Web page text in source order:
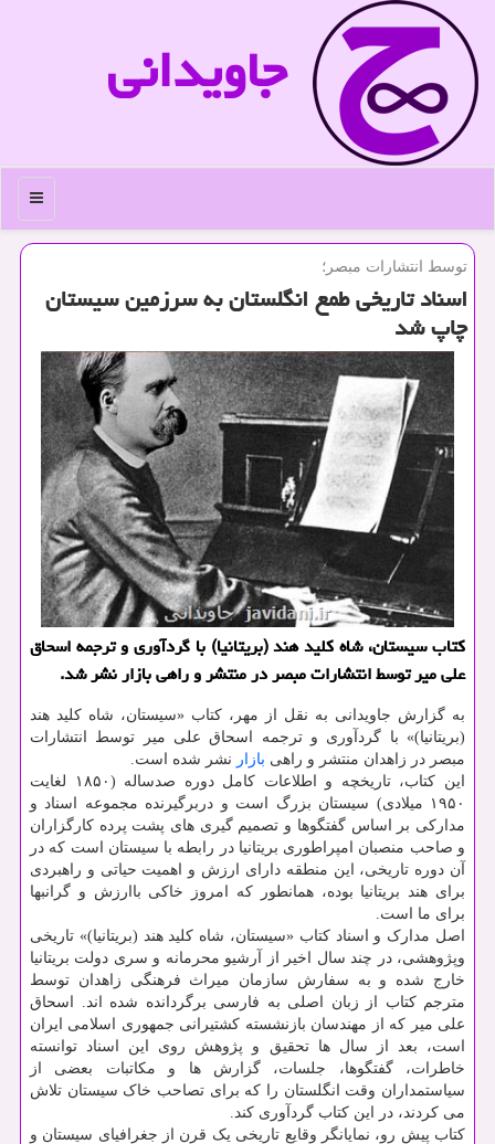
جاویدانی
منو
توسط انتشارات مبصر؛
اسناد تاریخی طمع انگلستان به سرزمین سیستان
چاپ شد
كتاب سیستان، شاه كلید هند (بریتانیا) با گردآوری و ترجمه اسحاق
علی میر توسط انتشارات مبصر در منتشر و راهی بازار نشر شد.
به گزارش جاویدانی به نقل از مهر، کتاب «سیستان، شاه کلید هند
(بریتانیا)» با گردآوری و ترجمه اسحاق علی میر توسط انتشارات
مبصر در زاهدان منتشر و راهی بازار نشر شده است.
این کتاب، تاریخچه و اطلاعات کامل دوره صدساله (۱۸۵۰ لغایت
۱۹۵۰ میلادی) سیستان بزرگ است و دربرگیرنده مجموعه اسناد و
مدارکی بر اساس گفتگوها و تصمیم گیری های پشت پرده کارگزاران
و صاحب منصبان امپراطوری بریتانیا در رابطه با سیستان است که در
آن دوره تاریخی، این منطقه دارای ارزش و اهمیت حیاتی و راهبردی
برای هند بریتانیا بوده، همانطور که امروز خاکی باارزش و گرانبها
برای ما است.
اصل مدارک و اسناد کتاب «سیستان، شاه کلید هند (بریتانیا)» تاریخی
وپژوهشی، در چند سال اخیر از آرشیو محرمانه و سری دولت بریتانیا
خارج شده و به سفارش سازمان میراث فرهنگی زاهدان توسط
مترجم کتاب از زبان اصلی به فارسی برگردانده شده اند. اسحاق
علی میر که از مهندسان بازنشسته کشتیرانی جمهوری اسلامی ایران
است، بعد از سال ها تحقیق و پژوهش روی این اسناد توانسته
خاطرات، گفتگوها، جلسات، گزارش ها و مکاتبات بعضی از
سیاستمداران وقت انگلستان را که برای تصاحب خاک سیستان تلاش
می کردند، در این کتاب گردآوری کند.
کتاب پیش رو، نمایانگر وقایع تاریخی یک قرن از جغرافیای سیستان و